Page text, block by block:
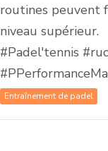
routines peuvent
niveau supérieur.
#Padel'tennis
Entraînement de padel